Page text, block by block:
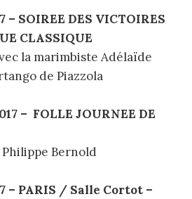
– SOIREE DES VICTOIRES
CLASSIQUE
la marimbiste Adélaïde
de Piazzola
– FOLLE JOURNEE DE
Bernold
– PARIS / Salle Cortot –